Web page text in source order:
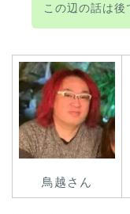
この辺の話は後
鳥越さん